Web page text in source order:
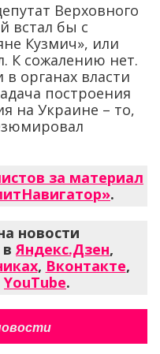
Верховного
встал бы с
Кузмич», или
К сожалению нет.
органах власти
построения
на Украине – то,
за материал
.
новости
вЯндекс.Дзен,
, Вконтакте,
YouTube.